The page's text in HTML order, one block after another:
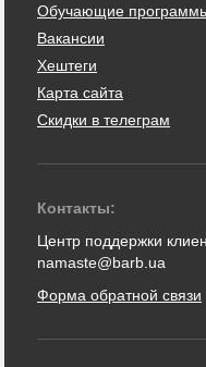
Обучающие
Вакансии
Хештеги
Карта сайта
Скидки в телеграм
Контакты:
Центр поддержки
namaste@barb.ua
Форма обратной связи